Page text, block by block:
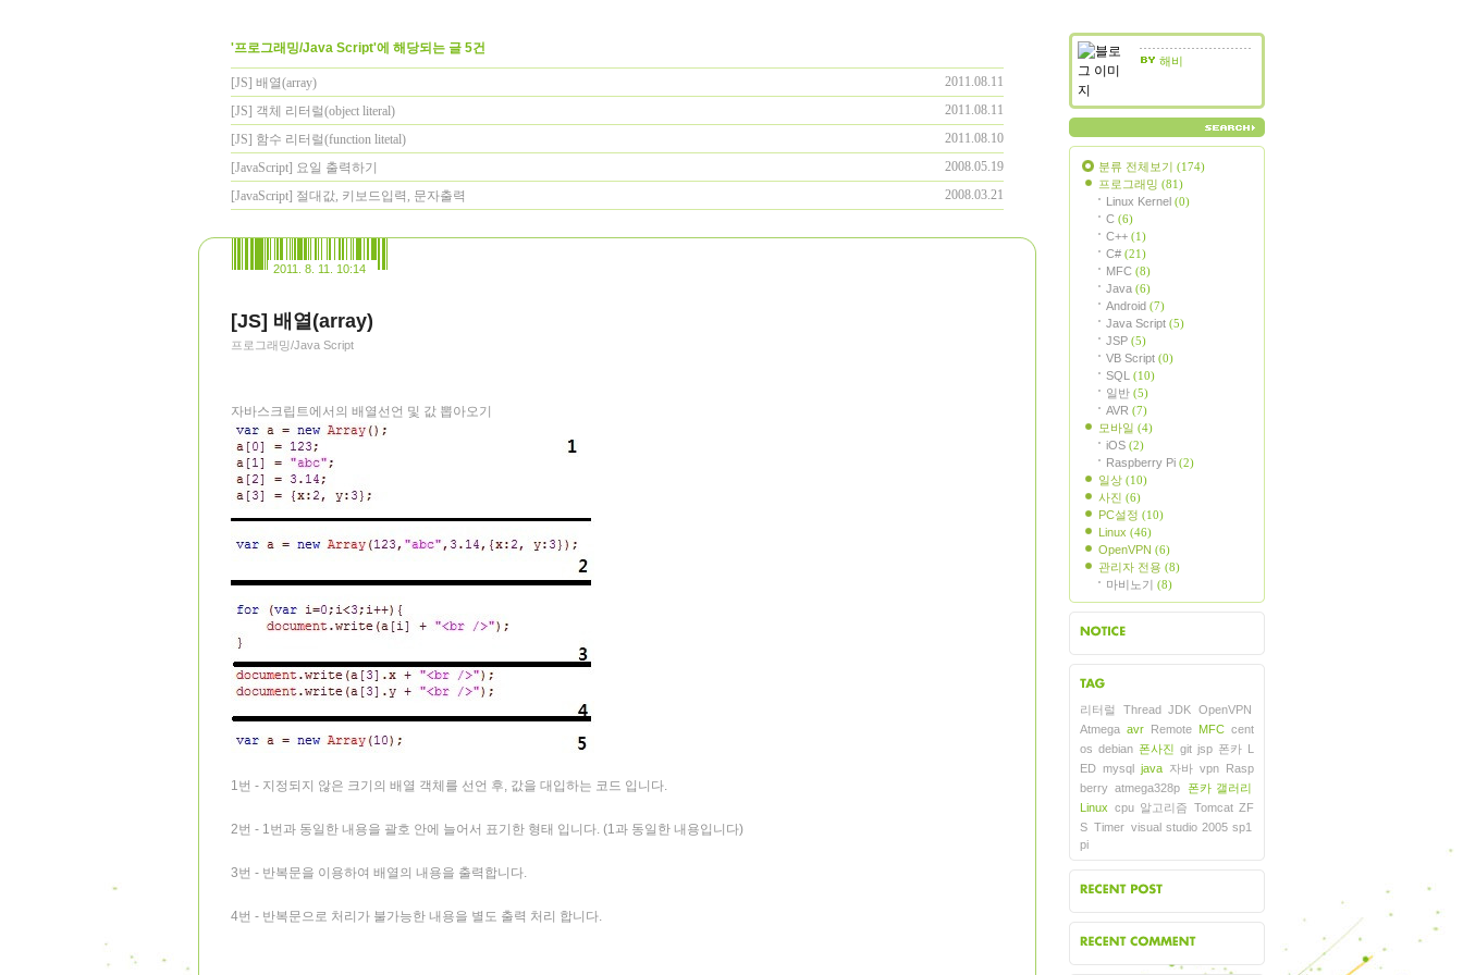
'프로그래밍/Java Script'에 해당되는 글 5건
2011.08.11
[JS] 배열(array)
2011.08.11
[JS] 객체 리터럴(object literal)
2011.08.10
[JS] 함수 리터럴(function litetal)
2008.05.19
[JavaScript] 요일 출력하기
2008.03.21
[JavaScript] 절대값, 키보드입력, 문자출력
2011. 8. 11. 10:14
[JS] 배열(array)
프로그래밍/Java Script
자바스크립트에서의 배열선언 및 값 뽑아오기
1번 - 지정되지 않은 크기의 배열 객체를 선언 후, 값을 대입하는 코드 입니다.
2번 - 1번과 동일한 내용을 괄호 안에 늘어서 표기한 형태 입니다. (1과 동일한 내용입니다)
3번 - 반복문을 이용하여 배열의 내용을 출력합니다.
4번 - 반복문으로 처리가 불가능한 내용을 별도 출력 처리 합니다.
해비
분류 전체보기 (174)
프로그래밍 (81)
Linux Kernel (0)
C (6)
C++ (1)
C# (21)
MFC (8)
Java (6)
Android (7)
Java Script (5)
JSP (5)
VB Script (0)
SQL (10)
일반 (5)
AVR (7)
모바일 (4)
iOS (2)
Raspberry Pi (2)
일상 (10)
사진 (6)
PC설정 (10)
Linux (46)
OpenVPN (6)
관리자 전용 (8)
마비노기 (8)
그목록
리터럴 Thread JDK OpenVPN
Atmega avr Remote MFC cent
os debian 폰사진 git jsp 폰카 L
ED mysql java 자바 vpn Rasp
berry atmega328p 폰카 갤러리
Linux cpu 알고리즘 Tomcat ZF
S Timer visual studio 2005 sp1
pi